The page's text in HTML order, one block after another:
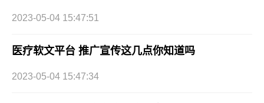
2023-05-04 15:47:51
医疗软文平台 推广宣传这几点你知道吗
2023-05-04 15:47:34